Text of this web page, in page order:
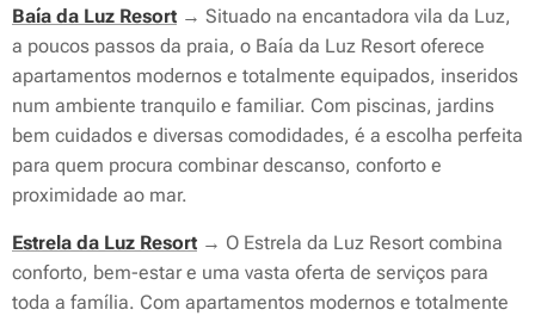
Baía da Luz Resort → Situado na encantadora vila da Luz,
a poucos passos da praia, o Baía da Luz Resort oferece
apartamentos modernos e totalmente equipados, inseridos
num ambiente tranquilo e familiar. Com piscinas, jardins
bem cuidados e diversas comodidades, é a escolha perfeita
para quem procura combinar descanso, conforto e
proximidade ao mar.
Estrela da Luz Resort → O Estrela da Luz Resort combina
conforto, bem-estar e uma vasta oferta de serviços para
toda a família. Com apartamentos modernos e totalmente